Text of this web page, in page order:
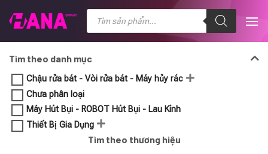
đến
Tìm
kiếm
phẩm
Tìm theo danh mục
Chậu rửa bát - Vòi rửa bát - Máy hủy rác
Chưa phân loại
Máy Hút Bụi - ROBOT Hút Bụi - Lau Kính
Thiết Bị Gia Dụng
Tìm theo thương hiệu